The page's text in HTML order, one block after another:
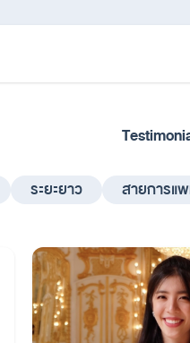
ระยะยาว สายการแ